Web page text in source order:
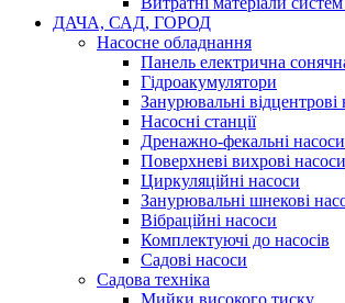
ДАЧА, САД, ГОРОД
Насосне обладнання
Панель електрична
Гідроакумулятори
Занурювальні відцентрові
Насосні станції
Дренажно-фекальні насоси
Поверхневі вихрові насоси
Циркуляційні насоси
Занурювальні шнекові
Вібраційні насоси
Комплектуючі до насосів
Cадові насоси
Садова техніка
Мийки високого тиску